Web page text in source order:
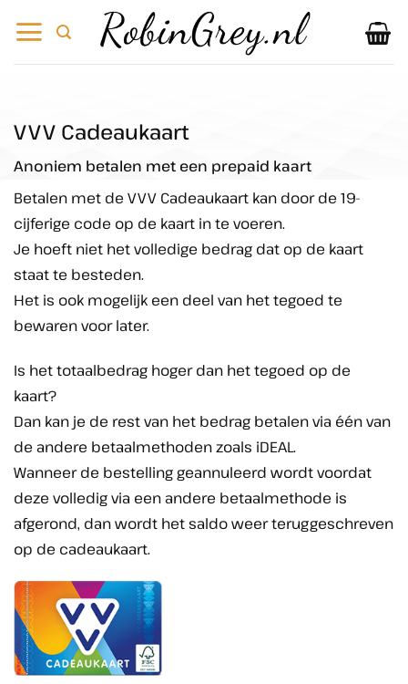
naar
VVV Cadeaukaart
Anoniem betalen met een prepaid kaart
Betalen met de VVV Cadeaukaart kan door de 19-
cijferige code op de kaart in te voeren.
Je hoeft niet het volledige bedrag dat op de kaart
staat te besteden.
Het is ook mogelijk een deel van het tegoed te
bewaren voor later.
Is het totaalbedrag hoger dan het tegoed op de
kaart?
Dan kan je de rest van het bedrag betalen via één van
de andere betaalmethoden zoals iDEAL.
Wanneer de bestelling geannuleerd wordt voordat
deze volledig via een andere betaalmethode is
afgerond, dan wordt het saldo weer teruggeschreven
op de cadeaukaart.